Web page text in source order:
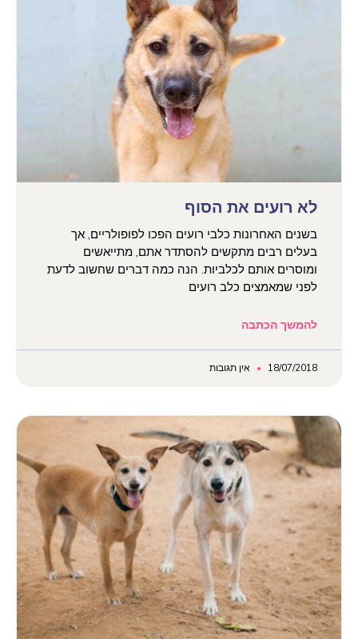
לא רועים את הסוף
בשנים האחרונות כלבי רועים הפכו לפופולריים, אך
בעלים רבים מתקשים להסתדר אתם, מתייאשים
ומוסרים אותם לכלביות. הנה כמה דברים שחשוב לדעת
לפני שמאמצים כלב רועים
להמשך הכתבה
18/07/2018 אין תגובות